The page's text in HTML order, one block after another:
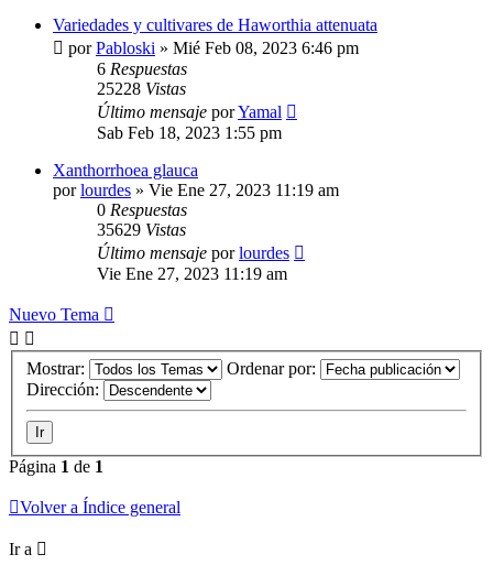
Variedades y cultivares de Haworthia attenuata
porPabloski » Mié Feb 08, 2023 6:46 pm
6 Respuestas
25228 Vistas
Último mensaje porYamal
Sab Feb 18, 2023 1:55 pm
Xanthorrhoea glauca
porlourdes » Vie Ene 27, 2023 11:19 am
0 Respuestas
35629 Vistas
Último mensaje porlourdes
Vie Ene 27, 2023 11:19 am
Nuevo Tema
Mostrar:
Ordenar por:
Dirección:
Página 1 de 1
Volver a Índice general
Ir a